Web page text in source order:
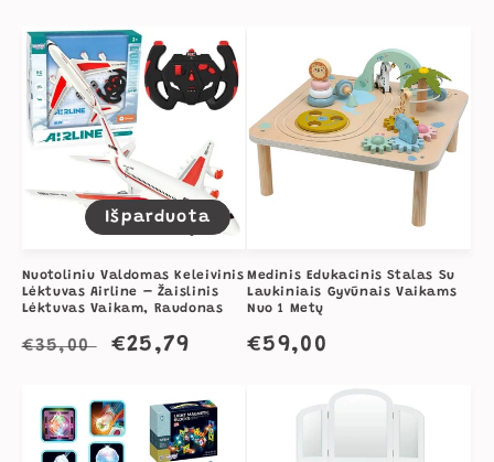
Išparduota
Nuotoliniu Valdomas Keleivinis
Lėktuvas Airline – Žaislinis
Lėktuvas Vaikam, Raudonas
Įprasta
€35,00
Išpardavimo
€25,79
Medinis Edukacinis Stalas Su
Laukiniais Gyvūnais Vaikams
Nuo 1 Metų
Įprasta
€59,00